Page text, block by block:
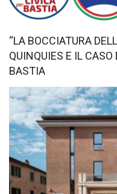
“LA BOCCIATURA
QUINQUIES E IL
BASTIA